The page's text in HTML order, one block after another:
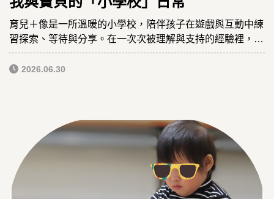
育兒＋像是一所溫暖的小學校，陪伴孩子在遊戲與互動中練
習探索、等待與分享。在一次次被理解與支持的經驗裡，孩
子也慢慢長出安心面對世界的勇氣。
2026.06.30